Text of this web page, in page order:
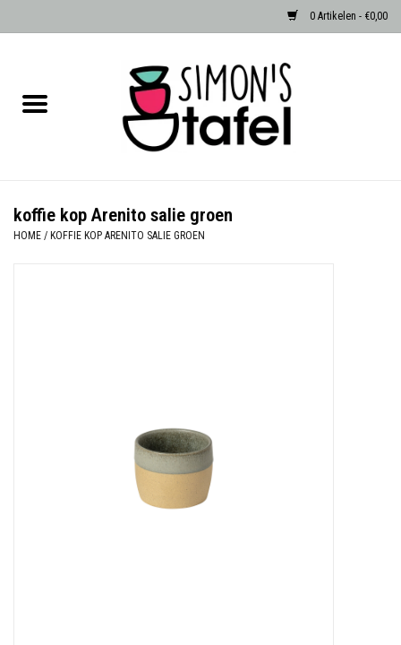
0 Artikelen - €0,00
Albast waxinehouders van Zenza
koffie kop Arenito salie groen
HOME / KOFFIE KOP ARENITO SALIE GROEN